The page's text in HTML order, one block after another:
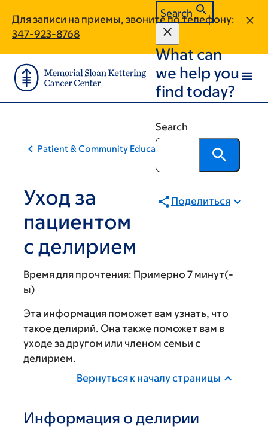
main
content
footer
Для записи на приемы, звоните по телефону:
347-923-8768
Search
What can
we help you
find today?
Search
Patient & Community Education
Уход за
пациентом
с делирием
Поделиться
Время для прочтения: Примерно 7 минут(-
ы)
Эта информация поможет вам узнать, что
такое делирий. Она также поможет вам в
уходе за другом или членом семьи с
делирием.
Вернуться к началу страницы
Информация о делирии